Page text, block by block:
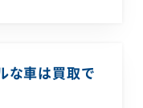
な車は買取で